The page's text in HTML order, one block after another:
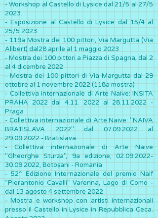
- Workshop al Castello di Lysice dal 21/5 al 27/5
2023.
- Esposizione al Castello di Lysice dal 15/4 al
25/5 2023.
- 119a Mostra dei 100 pittori, Via Margutta (Via
Alibert) dal28 aprile al 1 maggio 2023
- Mostra dei 100 pittori a Piazza di Spagna, dal 2
al 4 dicembre 2022
- Mostra dei 100 pittori di Via Margutta dal 29
ottobre al 1 novembre 2022 (118a mostra)
- Collettiva internazionale di Arte Naive: INSITA
PRAHA 2022 dal4.11. 2022 al 28.11.2022 -
Praga
- Collettiva internazionale di Arte Naive: "NAIVA
BRATISLAVA 2022" dal07.09.2022al
29.09.2022- Bratislava
- Collettiva internazionale di Arte Naive
"Gheorghe Sturza", 9a edizione,02.09.2022-
30.09.2022, Botoșani - Romania
- 52^ Edizione Internazionale del premio Naif
“Pierantonio Cavalli” Varenna, Lago di Como -
dal 13 agosto 4 settembre 2022
- Mostra e workshop con artisti internazionali
presso il Castello in Lysice in Repubblica Ceca.